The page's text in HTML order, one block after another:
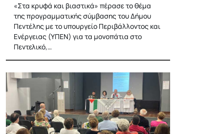
«Στα κρυφά και βιαστικά» πέρασε το θέμα
της προγραμματικής σύμβασης του Δήμου
Πεντέλης με το υπουργείο Περιβάλλοντος και
Ενέργειας (ΥΠΕΝ) για τα μονοπάτια στο
Πεντελικό,…